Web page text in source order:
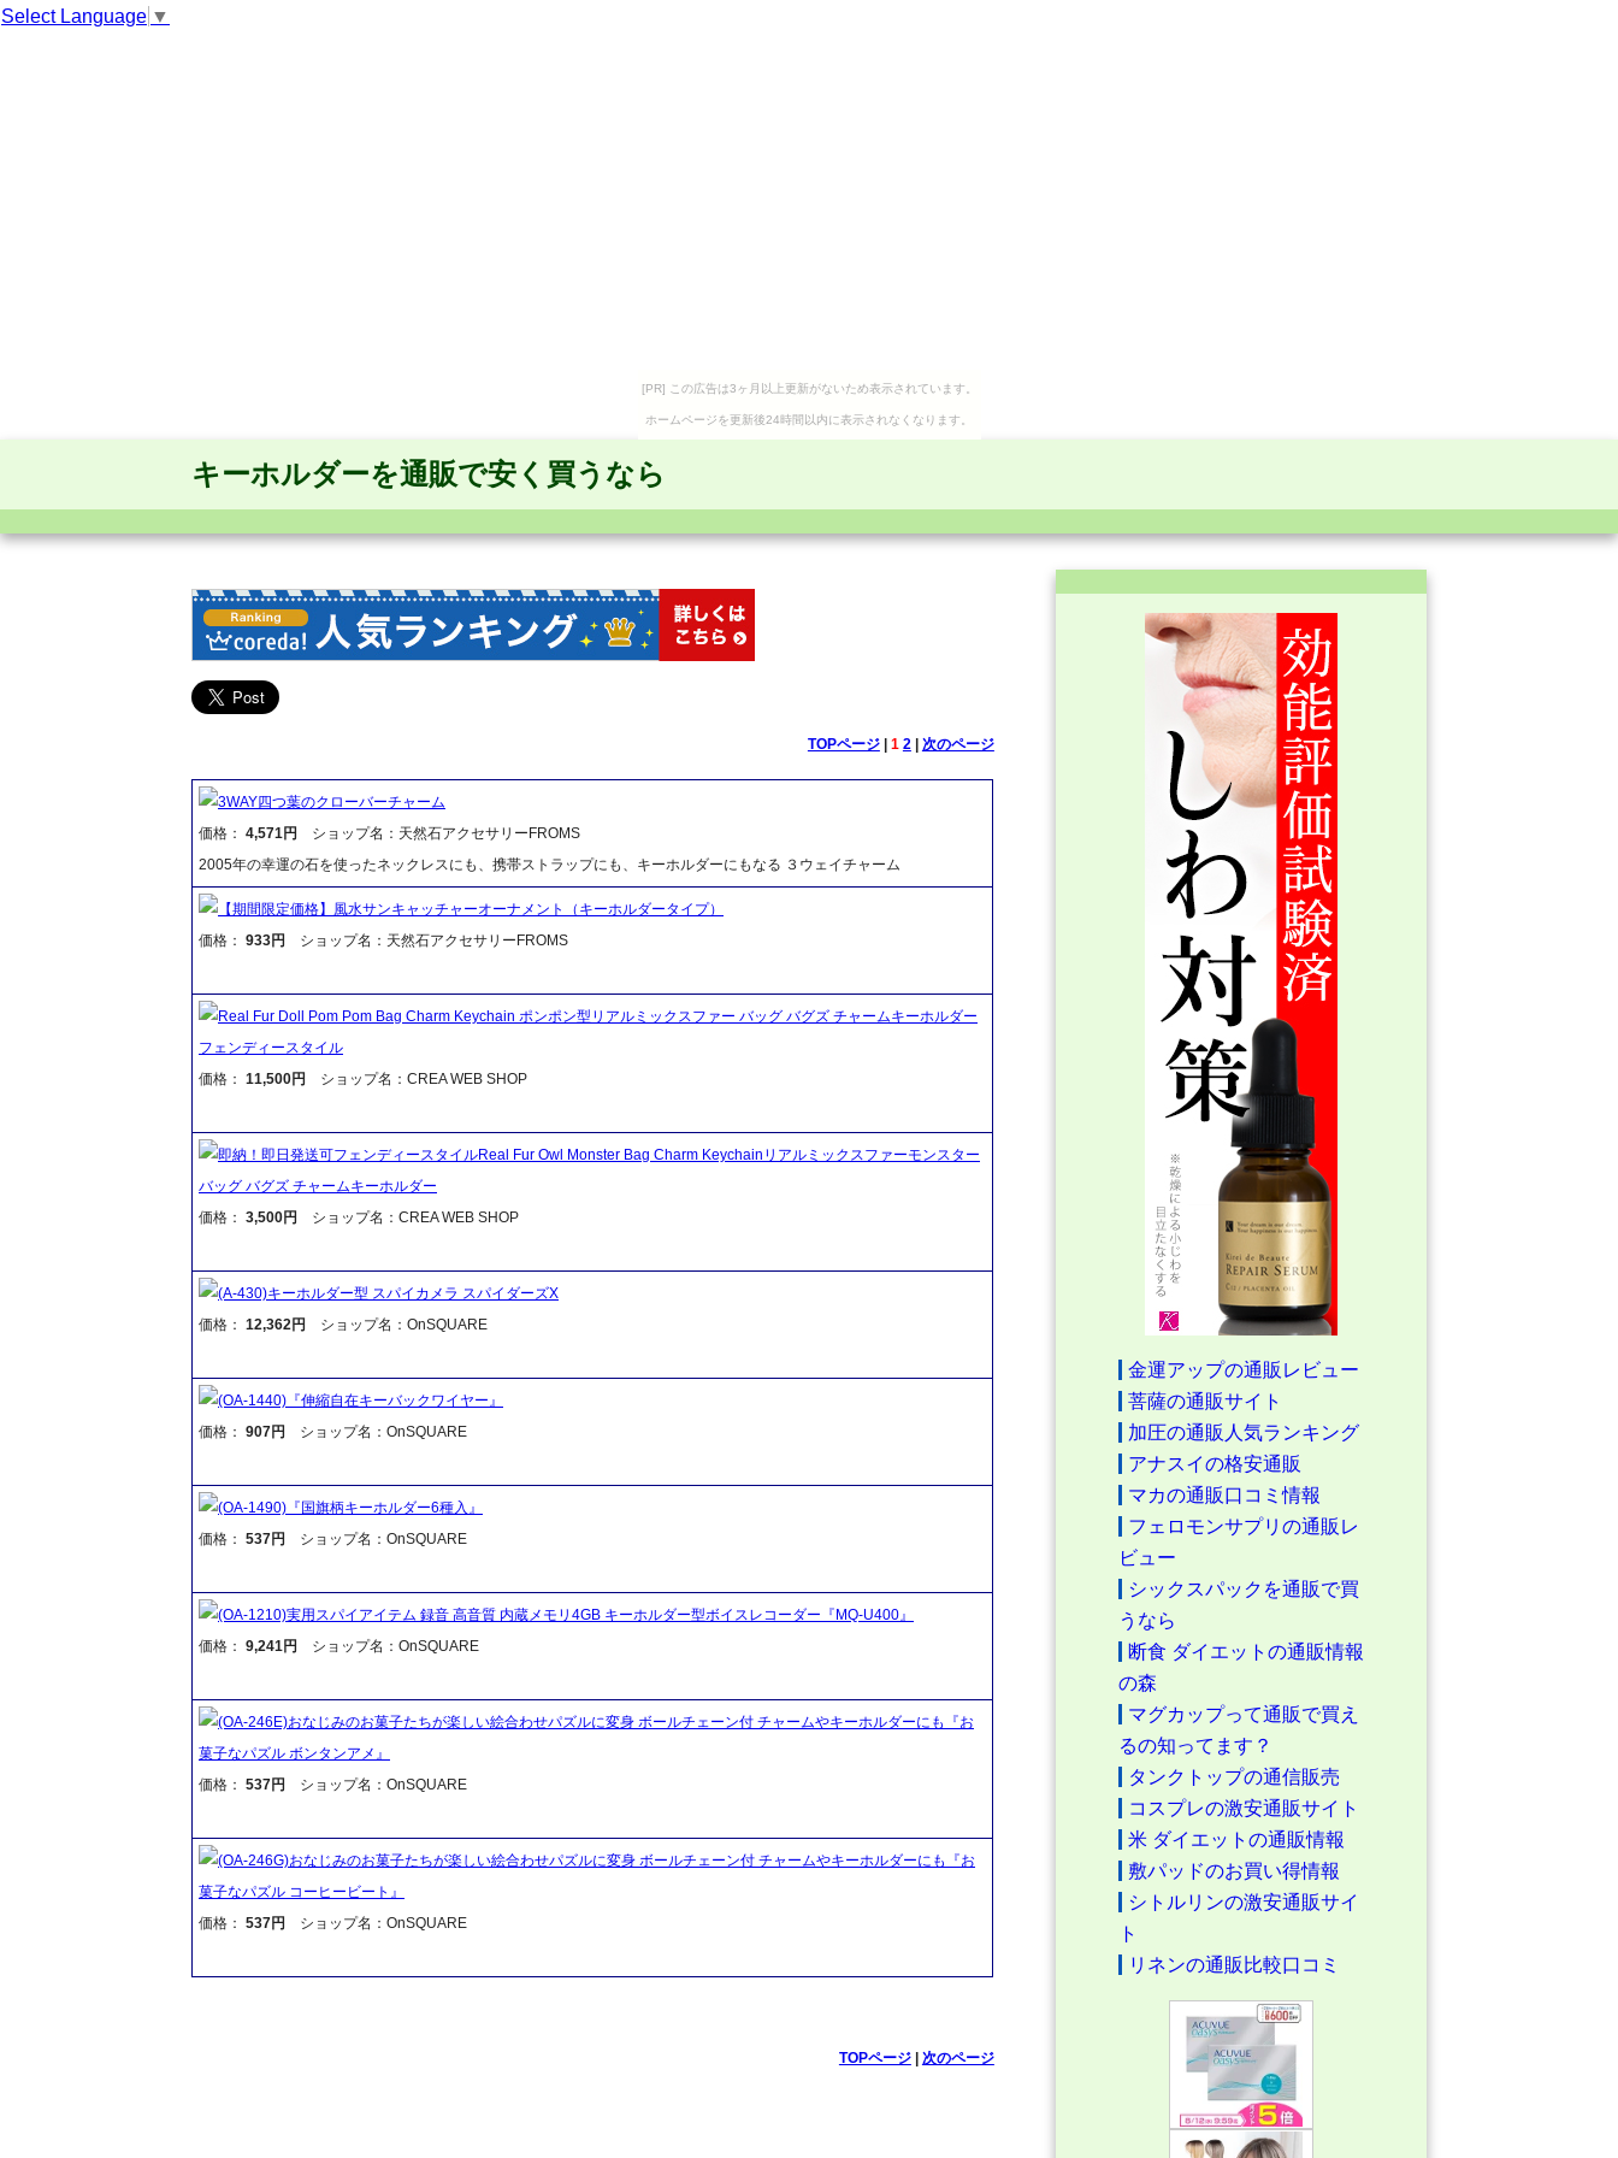
Select Language ▼
[PR] この広告は3ヶ月以上更新がないため表示されています。
ホームページを更新後24時間以内に表示されなくなります。
キーホルダーを通販で安く買うなら
TOPページ| 1 2| 次のページ
3WAY四つ葉のクローバーチャーム
価格： 4,571円
ショップ名：天然石アクセサリーFROMS
2005年の幸運の石を使ったネックレスにも、携帯ストラップにも、キーホルダーにもなる ３ウェイチャーム
【期間限定価格】風水サンキャッチャーオーナメント（キーホルダータイプ）
価格： 933円 ショップ名：天然石アクセサリーFROMS
Real Fur Doll Pom Pom Bag Charm Keychain ポンポン型リアルミックスファー バッグ バグズ チャームキーホルダー
フェンディースタイル
価格： 11,500円 ショップ名：CREA WEB SHOP
即納！即日発送可フェンディースタイルReal Fur Owl Monster Bag Charm Keychainリアルミックスファーモンスター
バッグ バグズ チャームキーホルダー
価格： 3,500円 ショップ名：CREA WEB SHOP
(A-430)キーホルダー型 スパイカメラ スパイダーズX
価格： 12,362円 ショップ名：OnSQUARE
(OA-1440)『伸縮自在キーバックワイヤー』
価格： 907円 ショップ名：OnSQUARE
(OA-1490)『国旗柄キーホルダー6種入』
価格： 537円 ショップ名：OnSQUARE
(OA-1210)実用スパイアイテム 録音 高音質 内蔵メモリ4GB キーホルダー型ボイスレコーダー『MQ-U400』
価格： 9,241円 ショップ名：OnSQUARE
(OA-246E)おなじみのお菓子たちが楽しい絵合わせパズルに変身 ボールチェーン付 チャームやキーホルダーにも『お
菓子なパズル ボンタンアメ』
価格： 537円 ショップ名：OnSQUARE
(OA-246G)おなじみのお菓子たちが楽しい絵合わせパズルに変身 ボールチェーン付 チャームやキーホルダーにも『お
菓子なパズル コーヒービート』
価格： 537円 ショップ名：OnSQUARE
TOPページ| 次のページ
金運アップの通販レビュー
菩薩の通販サイト
加圧の通販人気ランキング
アナスイの格安通販
マカの通販口コミ情報
フェロモンサプリの通販レ
ビュー
シックスパックを通販で買
うなら
断食 ダイエットの通販情報
の森
マグカップって通販で買え
るの知ってます？
タンクトップの通信販売
コスプレの激安通販サイト
米 ダイエットの通販情報
敷パッドのお買い得情報
シトルリンの激安通販サイ
ト
リネンの通販比較口コミ